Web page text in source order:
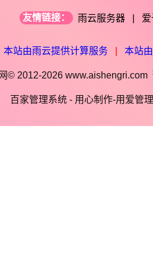
友情链接： 雨云服务器
本站由雨云提供计算服务 本站
© 2012-2026 www.aishengri.com
百家管理系统 - 用心制作-用爱管